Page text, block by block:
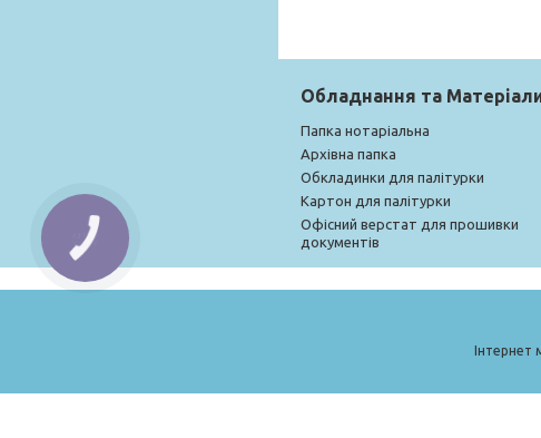
Обладнання та
Папка нотаріальна
Архівна папка
Обкладинки для палітурки
Картон для палітурки
Офісний верстат для прошивки
документів
КНОПКА
ЗВ'ЯЗКУ